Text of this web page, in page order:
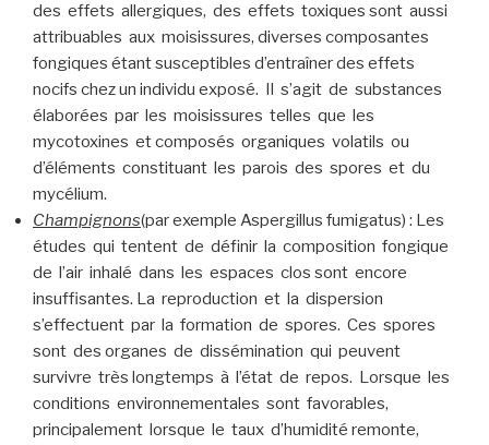
des effets allergiques, des effets toxiques sont aussi
attribuables aux moisissures, diverses composantes
fongiques étant susceptibles d’entraîner des effets
nocifs chez un individu exposé. Il s’agit de substances
élaborées par les moisissures telles que les
mycotoxines et composés organiques volatils ou
d’éléments constituant les parois des spores et du
mycélium.
Champignons(par exemple Aspergillus fumigatus) : Les
études qui tentent de définir la composition fongique
de l’air inhalé dans les espaces clos sont encore
insuffisantes. La reproduction et la dispersion
s’effectuent par la formation de spores. Ces spores
sont des organes de dissémination qui peuvent
survivre très longtemps à l’état de repos. Lorsque les
conditions environnementales sont favorables,
principalement lorsque le taux d’humidité remonte,